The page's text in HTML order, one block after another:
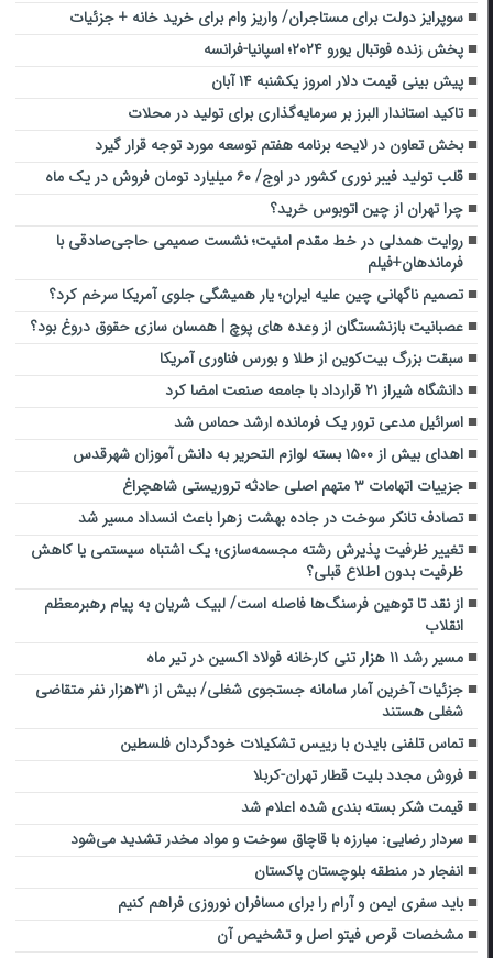
سوپرایز دولت برای مستاجران/ واریز وام برای خرید خانه + جزئیات
پخش زنده فوتبال یورو ۲۰۲۴؛ اسپانیا-فرانسه
پیش بینی قیمت دلار امروز یکشنبه ۱۴ آبان
تاکید استاندار البرز بر سرمایه‌گذاری برای تولید در محلات
بخش تعاون در لایحه برنامه هفتم توسعه مورد توجه قرار گیرد
قلب تولید فیبر نوری کشور در اوج/ ۶۰ میلیارد تومان فروش در یک ماه
چرا تهران از چین اتوبوس خرید؟
روایت همدلی در خط مقدم امنیت؛ نشست صمیمی حاجی‌صادقی با
فرماندهان+فیلم
تصمیم ناگهانی چین علیه ایران؛ یار همیشگی جلوی آمریکا سرخم کرد؟
عصبانیت بازنشستگان از وعده های پوچ | همسان سازی حقوق دروغ بود؟
سبقت بزرگ بیت‌کوین از طلا و بورس فناوری آمریکا
دانشگاه شیراز ۲۱ قرارداد با جامعه صنعت امضا کرد
اسرائیل مدعی ترور یک فرمانده ارشد حماس شد
اهدای بیش از ۱۵۰۰ بسته لوازم التحریر به دانش آموزان شهرقدس
جزییات اتهامات‌ ۳ متهم اصلی حادثه تروریستی شاهچراغ
تصادف تانکر سوخت در جاده بهشت زهرا باعث انسداد مسیر شد
تغییر ظرفیت پذیرش رشته مجسمه‌سازی؛ یک اشتباه سیستمی یا کاهش
ظرفیت بدون اطلاع قبلی؟
از نقد تا توهین فرسنگ‌ها فاصله است/ لبیک شریان به پیام رهبرمعظم
انقلاب
مسیر رشد ۱۱ هزار تنی کارخانه فولاد اکسین در تیر ماه
جزئیات آخرین آمار سامانه جستجوی شغلی/ بیش از ۳۱هزار نفر متقاضی
شغلی هستند
تماس تلفنی بایدن با رییس تشکیلات خودگردان فلسطین
فروش مجدد بلیت قطار تهران-کربلا
قیمت شکر بسته بندی شده اعلام شد
سردار رضایی: مبارزه با قاچاق ‌سوخت و مواد مخدر تشدید می‌شود‌
انفجار در منطقه بلوچستان پاکستان
باید سفری ایمن و آرام را برای مسافران نوروزی فراهم کنیم
مشخصات قرص فیتو اصل و تشخیص آن